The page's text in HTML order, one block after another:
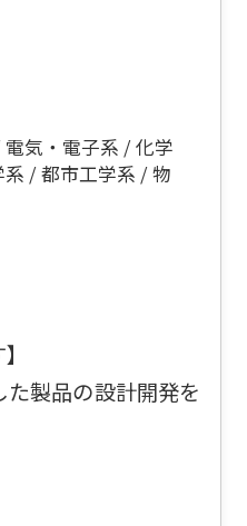
電気・電子系
化学
系 都市工学系
物
製品の設計開発を